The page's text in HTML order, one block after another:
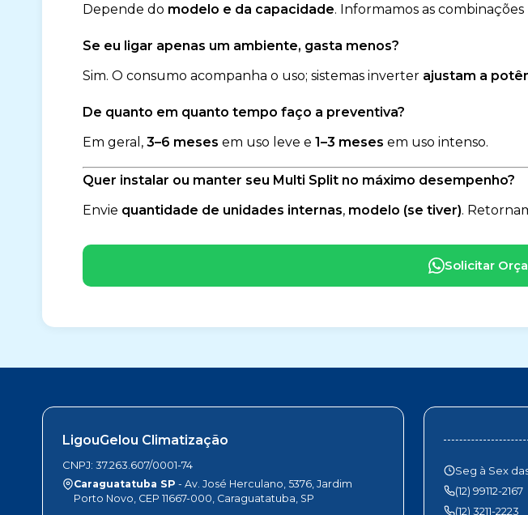
Depende do modelo e da capacidade. Informamos as
Se eu ligar apenas um ambiente, gasta menos?
Sim. O consumo acompanha o uso; sistemas inverter ajustam a
De quanto em quanto tempo faço a preventiva?
Em geral, 3–6 meses em uso leve e 1–3 meses em uso intenso.
Quer instalar ou manter seu Multi Split no máximo desempenho?
Envie quantidade de unidades internas, modelo (se tiver).
Solicitar
LigouGelou Climatização
CNPJ: 37.263.607/0001-74
Caraguatatuba SP - Av. José Herculano, 5376, Jardim
Porto Novo, CEP 11667-000, Caraguatatuba, SP
Seg à Sex
(12) 99112-2167
(12) 3211-2223